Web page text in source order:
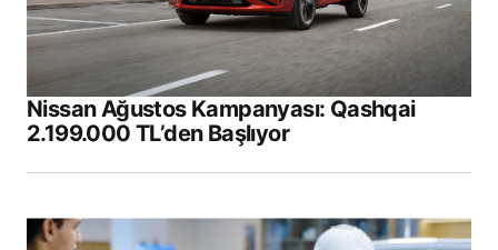
Your E-mail*
adım, e-posta adresim ve site adresim bu
tarayıcıya kaydedilsin.
Nissan Ağustos Kampanyası: Qashqai
2.199.000 TL’den Başlıyor